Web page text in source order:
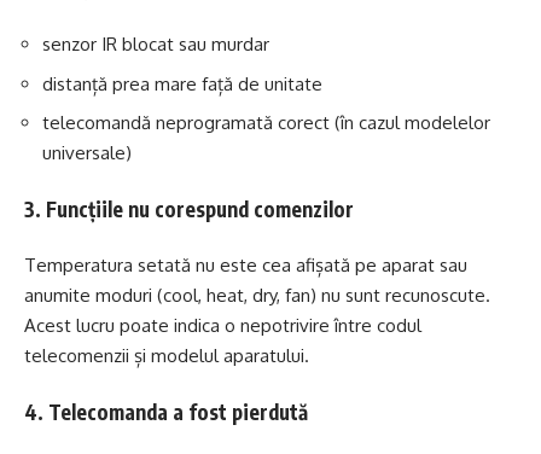
senzor IR blocat sau murdar
distanță prea mare față de unitate
telecomandă neprogramată corect (în cazul modelelor
universale)
3. Funcțiile nu corespund comenzilor
Temperatura setată nu este cea afișată pe aparat sau
anumite moduri (cool, heat, dry, fan) nu sunt recunoscute.
Acest lucru poate indica o nepotrivire între codul
telecomenzii și modelul aparatului.
4. Telecomanda a fost pierdută